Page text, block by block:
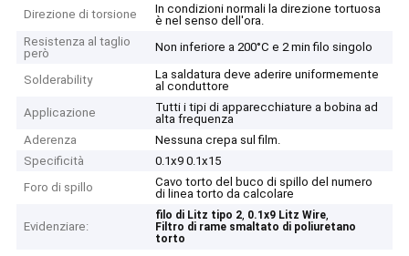
Direzione di torsione
In condizioni normali la direzione tortuosa
è nel senso dell'ora.
Resistenza al taglio
però
Non inferiore a 200°C e 2 min filo singolo
Solderability
La saldatura deve aderire uniformemente
al conduttore
Applicazione
Tutti i tipi di apparecchiature a bobina ad
alta frequenza
Aderenza
Nessuna crepa sul film.
Specificità
0.1x9 0.1x15
Foro di spillo
Cavo torto del buco di spillo del numero
di linea torto da calcolare
Evidenziare:
filo di Litz tipo 2, 0.1x9 Litz Wire,
Filtro di rame smaltato di poliuretano
torto